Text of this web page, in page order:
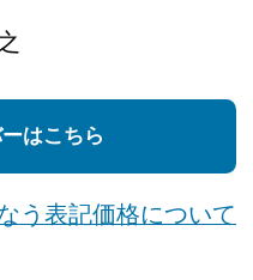
はこちら
う表記価格について